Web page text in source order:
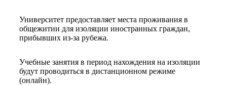
Университет предоставляет места проживания в
общежитии для изоляции иностранных граждан,
прибывших из-за рубежа.
Учебные занятия в период нахождения на изоляции
будут проводиться в дистанционном режиме
(онлайн).